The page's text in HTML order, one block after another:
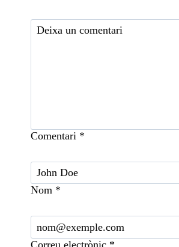
Comentari *
Nom *
Correu electrònic *